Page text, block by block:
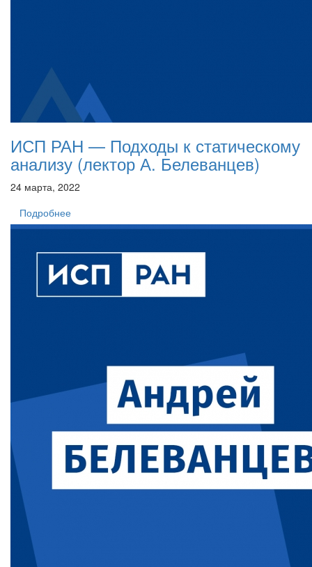
ИСП РАН — Подходы к статическому
анализу (лектор А. Белеванцев)
24 марта, 2022
Подробнее